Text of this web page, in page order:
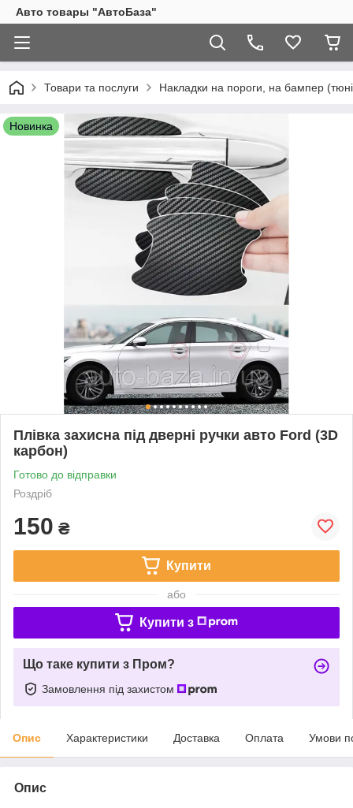
Авто товары "АвтоБаза"
Товари та послуги Накладки на пороги, на бампер
Новинка
Плівка захисна під дверні ручки авто Ford (3D
карбон)
Готово до відправки
Роздріб
150 ₴
Купити
або
Купити з
Що таке купити з Пром?
Замовлення під захистом
Опис Характеристики Доставка Оплата Умови
Опис